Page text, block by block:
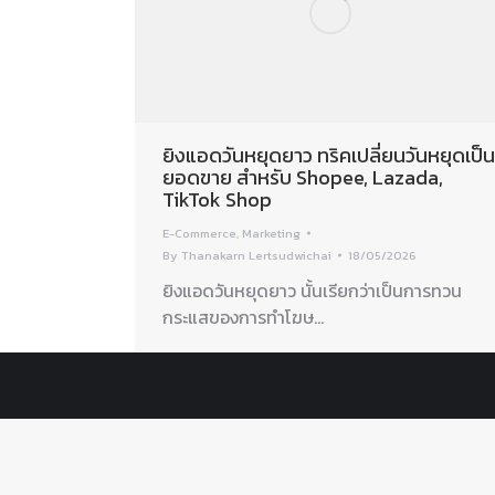
ยิงแอดวันหยุดยาว ทริคเปลี่ยนวันหยุดเป็น
ยอดขาย สำหรับ Shopee, Lazada,
TikTok Shop
E-Commerce, Marketing
By Thanakarn Lertsudwichai 18/05/2026
ยิงแอดวันหยุดยาว นั้นเรียกว่าเป็นการทวน
กระแสของการทำโฆษ…